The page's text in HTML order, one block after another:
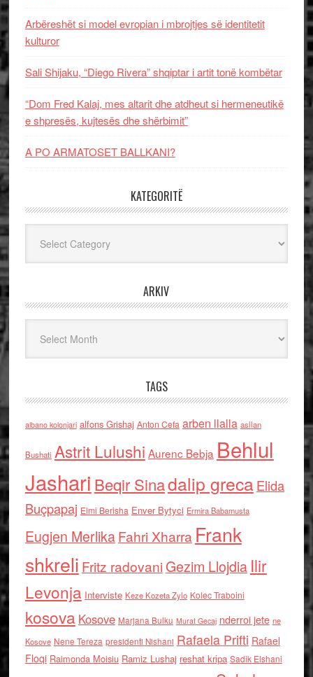
Arbëreshët si model evropian i mbrojtjes së identitetit
kulturor
Sali Shijaku, “Diego Rivera” shqiptar i artit tonë kombëtar
“Dom Fred Kalaj, mes altarit dhe atdheut si hermeneutikë
e shpresës, kujtesës dhe shërbimit”
A PO ARMATOSET BALLKANI?
KATEGORITË
ARKIV
TAGS
albano kolonjari alfons Grishaj Anton Cefa arben llalla asllan
Bushati Astrit Lulushi Aurenc Bebja Behlul
Jashari Beqir Sinadalip grecaElida
Buçpapaj Elmi Berisha Enver Bytyci Ermira Babamusta
Eugjen MerlikaFahri Xharra Frank
shkreli Fritz radovaniGezim Llojdia Ilir
Levonja Interviste Keze Kozeta Zylo Kolec Traboini
kosova Kosove Marjana Bulku Murat Gecaj nderroi jete ne
Kosove Nene Tereza presidenti Nishani Rafaela Prifti Rafael
Floqi Raimonda Moisiu Ramiz Lushaj reshat kripa Sadik Elshani